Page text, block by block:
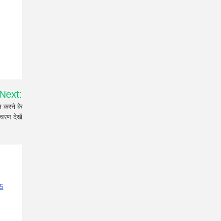
करने के
चरण देखें